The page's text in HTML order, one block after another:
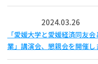
2024.03.26
「愛媛大学と愛媛経済同友
業」講演会、懇親会を開催し